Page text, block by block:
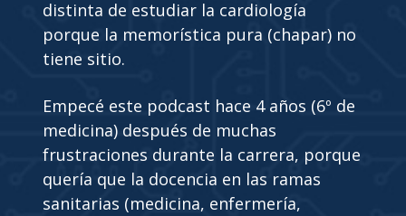
distinta de estudiar la cardiología
porque la memorística pura (chapar) no
tiene sitio.
Empecé este podcast hace 4 años (6º de
medicina) después de muchas
frustraciones durante la carrera, porque
quería que la docencia en las ramas
sanitarias (medicina, enfermería,